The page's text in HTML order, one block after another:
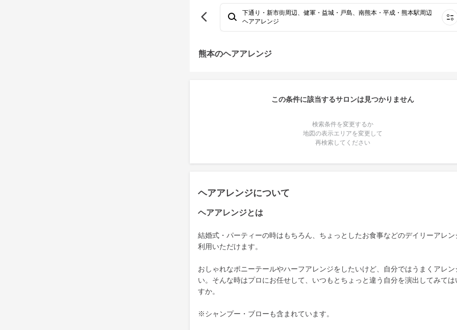
下通り・新市街周辺、健軍・益城・戸島、南熊本・平成・熊本駅周辺
ヘアアレンジ
熊本のヘアアレンジ
この条件に該当するサロンは見つかりません
検索条件を変更するか
地図の表示エリアを変更して
再検索してください
ヘアアレンジについて
ヘアアレンジとは
結婚式・パーティーの時はもちろん、ちょっとしたお食事などのデイリーアレン
利用いただけます。
おしゃれなポニーテールやハーフアレンジをしたいけど、自分ではうまくアレン
い。そんな時はプロにお任せして、いつもとちょっと違う自分を演出してみては
すか。
※シャンプー・ブローも含まれています。